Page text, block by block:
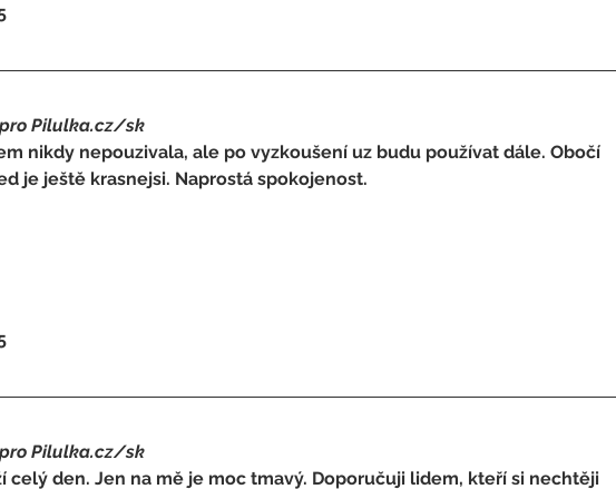
pro Pilulka.cz/sk
nikdy nepouzivala, ale po vyzkoušení uz budu používat dále. Obočí
je ještě krasnejsi. Naprostá spokojenost.
pro Pilulka.cz/sk
celý den. Jen na mě je moc tmavý. Doporučuji lidem, kteří si nechtěji